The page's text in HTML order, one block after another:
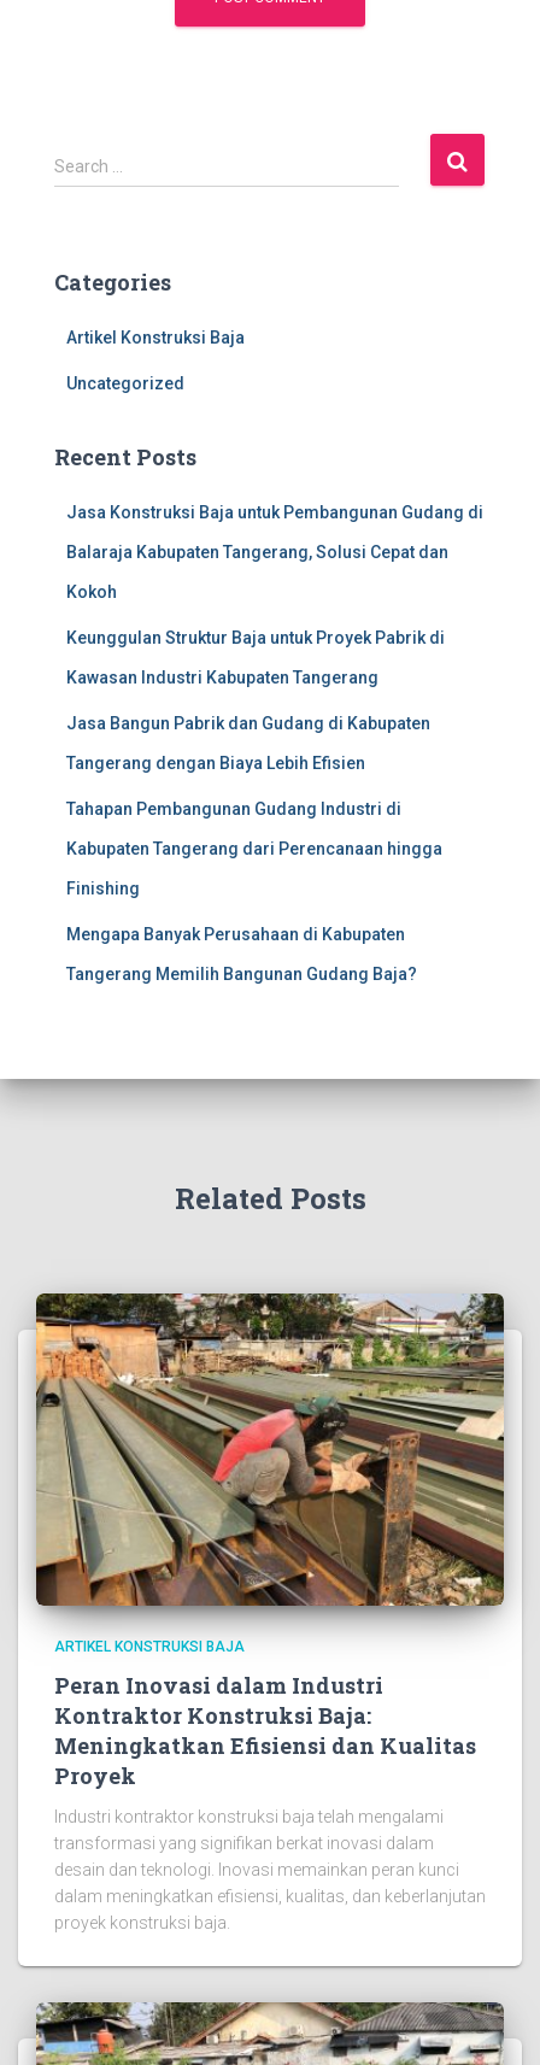
S
e
h
Search …
Categories
Artikel Konstruksi Baja
Uncategorized
Recent Posts
Jasa Konstruksi Baja untuk Pembangunan Gudang di
Balaraja Kabupaten Tangerang, Solusi Cepat dan
Kokoh
Keunggulan Struktur Baja untuk Proyek Pabrik di
Kawasan Industri Kabupaten Tangerang
Jasa Bangun Pabrik dan Gudang di Kabupaten
Tangerang dengan Biaya Lebih Efisien
Tahapan Pembangunan Gudang Industri di
Kabupaten Tangerang dari Perencanaan hingga
Finishing
Mengapa Banyak Perusahaan di Kabupaten
Tangerang Memilih Bangunan Gudang Baja?
Related Posts
ARTIKEL KONSTRUKSI BAJA
Peran Inovasi dalam Industri
Kontraktor Konstruksi Baja:
Meningkatkan Efisiensi dan Kualitas
Proyek
Industri kontraktor konstruksi baja telah mengalami
transformasi yang signifikan berkat inovasi dalam
desain dan teknologi. Inovasi memainkan peran kunci
dalam meningkatkan efisiensi, kualitas, dan keberlanjutan
proyek konstruksi baja.